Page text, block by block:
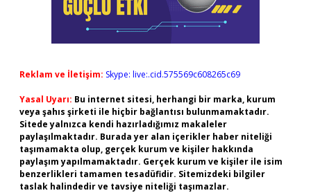
Reklam ve İletişim: Skype: live:.cid.575569c608265c69
Yasal Uyarı: Bu internet sitesi, herhangi bir marka, kurum
veya şahıs şirketi ile hiçbir bağlantısı bulunmamaktadır.
Sitede yalnızca kendi hazırladığımız makaleler
paylaşılmaktadır. Burada yer alan içerikler haber niteliği
taşımamakta olup, gerçek kurum ve kişiler hakkında
paylaşım yapılmamaktadır. Gerçek kurum ve kişiler ile isim
benzerlikleri tamamen tesadüfidir. Sitemizdeki bilgiler
taslak halindedir ve tavsiye niteliği taşımazlar.